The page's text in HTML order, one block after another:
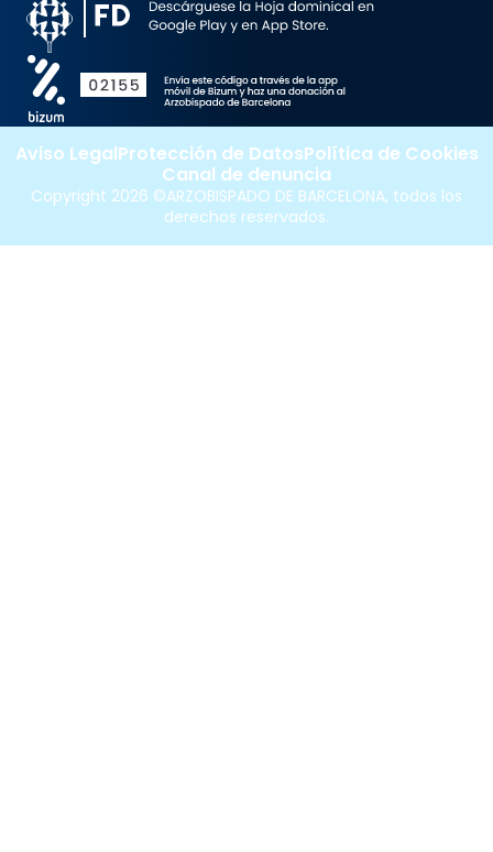
Copyright 2026 ©ARZOBISPADO DE BARCELONA, todos los
derechos reservados.
Aviso LegalProtección de DatosPolítica de Cookies
Canal de denuncia